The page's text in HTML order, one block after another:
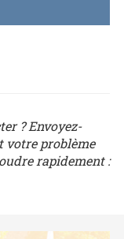
? Envoyez-
votre problème
rapidement :